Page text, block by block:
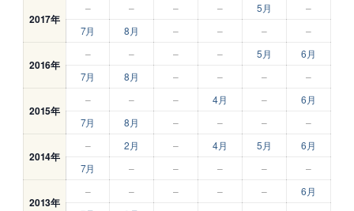
2017年
– – – – 5月
–
7月
8月 – – – –
2016年
– – – – 5月
6月
7月
8月 – – – –
2015年
– – – 4月 –
6月
7月
8月 – – – –
2014年
– 2月 – 4月 5月
6月
7月
– – – – –
2013年
– – – – –
6月